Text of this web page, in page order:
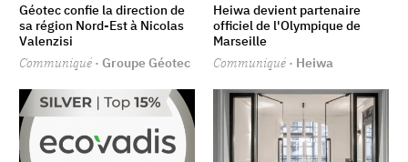
Géotec confie la direction de
sa région Nord-Est à Nicolas
Valenzisi
Communiqué · Groupe Géotec
Heiwa devient partenaire
officiel de l'Olympique de
Marseille
Communiqué · Heiwa